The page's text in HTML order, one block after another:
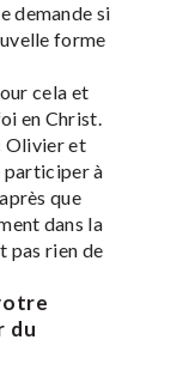
demande si
forme
cela et
en Christ.
Olivier et
participer à
que
dans la
pas rien de
du